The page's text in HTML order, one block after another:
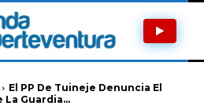
El PP De Tuineje Denuncia El
Guardia...